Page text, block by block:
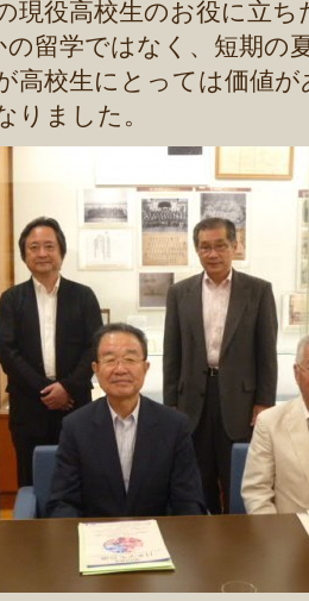
現役高校生のお役に立
の留学ではなく、短期の
高校生にとっては価値
りました。